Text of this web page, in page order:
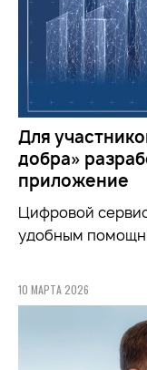
Для
добра»
приложение
Цифровой
удобным
10 МАРТА 2026